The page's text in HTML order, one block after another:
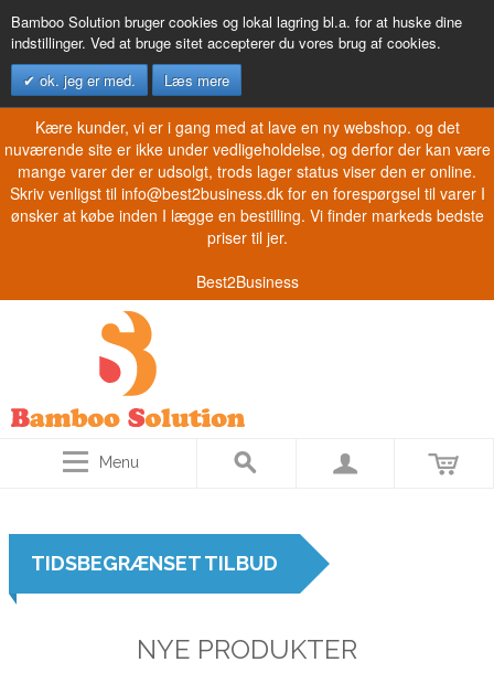
Bamboo Solution bruger cookies og lokal lagring bl.a. for at huske dine
indstillinger. Ved at bruge sitet accepterer du vores brug af cookies.
ok. jeg er med.
Læs mere
Kære kunder, vi er i gang med at lave en ny webshop. og det
nuværende site er ikke under vedligeholdelse, og derfor der kan være
mange varer der er udsolgt, trods lager status viser den er online.
Skriv venligst til info@best2business.dk for en forespørgsel til varer I
ønsker at købe inden I lægge en bestilling. Vi finder markeds bedste
priser til jer.
Best2Business
Menu
TIDSBEGRÆNSET TILBUD
NYE PRODUKTER